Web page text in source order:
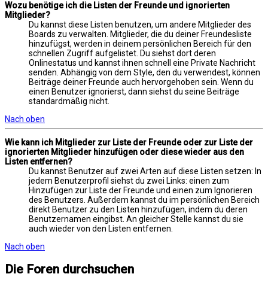
Wozu benötige ich die Listen der Freunde und ignorierten
Mitglieder?
Du kannst diese Listen benutzen, um andere Mitglieder des
Boards zu verwalten. Mitglieder, die du deiner Freundesliste
hinzufügst, werden in deinem persönlichen Bereich für den
schnellen Zugriff aufgelistet. Du siehst dort deren
Onlinestatus und kannst ihnen schnell eine Private Nachricht
senden. Abhängig von dem Style, den du verwendest, können
Beiträge deiner Freunde auch hervorgehoben sein. Wenn du
einen Benutzer ignorierst, dann siehst du seine Beiträge
standardmäßig nicht.
Nach oben
Wie kann ich Mitglieder zur Liste der Freunde oder zur Liste der
ignorierten Mitglieder hinzufügen oder diese wieder aus den
Listen entfernen?
Du kannst Benutzer auf zwei Arten auf diese Listen setzen: In
jedem Benutzerprofil siehst du zwei Links: einen zum
Hinzufügen zur Liste der Freunde und einen zum Ignorieren
des Benutzers. Außerdem kannst du im persönlichen Bereich
direkt Benutzer zu den Listen hinzufügen, indem du deren
Benutzernamen eingibst. An gleicher Stelle kannst du sie
auch wieder von den Listen entfernen.
Nach oben
Die Foren durchsuchen